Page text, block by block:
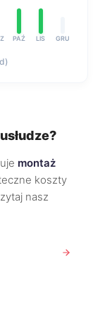
PAŹ LIS GRU
montaż
koszty
nasz